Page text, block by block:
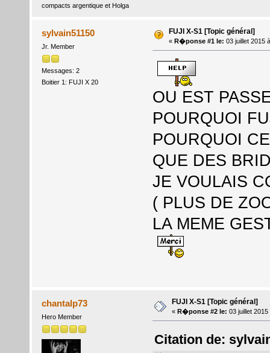
compacts argentique et Holga
sylvain51150
Jr. Member
Messages: 2
Boitier 1: FUJI X 20
FUJI X-S1 [Topic général]
« R�ponse #1 le: 03 juillet 2015
OU EST
POURQUOI
POURQUOI
QUE DES
JE VOULAIS
( PLUS DE
LA MEME
chantalp73
Hero Member
FUJI X-S1 [Topic général]
« R�ponse #2 le: 03 juillet
Citation de: